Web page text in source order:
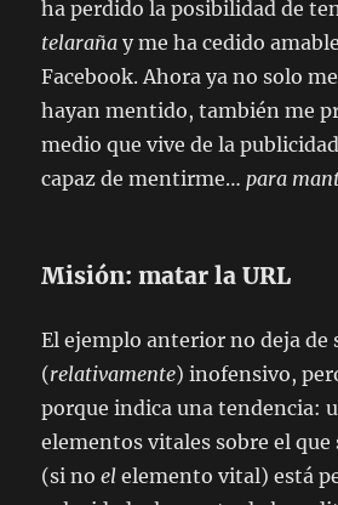
ha perdido la posibilidad de
telaraña y me ha cedido
Facebook. Ahora ya no solo
hayan mentido, también me
medio que vive de la
capaz de mentirme… para
Misión: matar la URL
El ejemplo anterior no deja de
(relativamente) inofensivo,
porque indica una tendencia:
elementos vitales sobre el que
(si noel elemento vital) está